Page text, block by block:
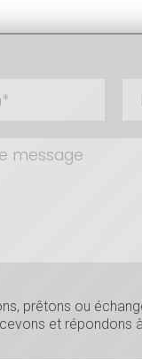
prêtons ou
et répondons